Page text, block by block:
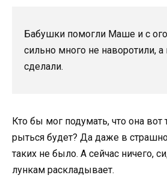
Бабушки помогли Маше и с
сильно много не наворотили, а
сделали.
Кто бы мог подумать, что она вот
рыться будет? Да даже в
таких не было. А сейчас ничего,
лункам раскладывает.